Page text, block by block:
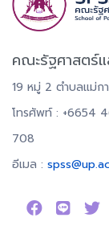
คณะรัฐศาสตร์
19 หมู่ 2 ตำบลแม่ก
โทรศัพท์ : +6654
708
อีเมล :